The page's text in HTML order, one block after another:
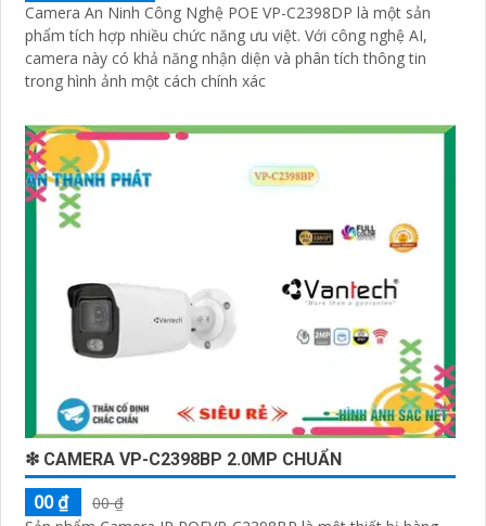
Camera An Ninh Công Nghệ POE VP-C2398DP là một sản
phẩm tích hợp nhiều chức năng ưu việt. Với công nghệ AI,
camera này có khả năng nhận diện và phân tích thông tin
trong hình ảnh một cách chính xác
❇ CAMERA VP-C2398BP 2.0MP CHUẨN
00 ₫
00 ₫